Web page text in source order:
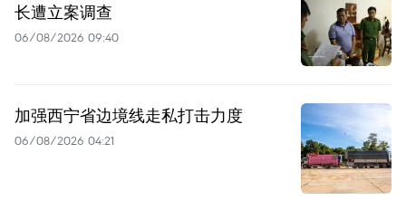
长遭立案调查
06/08/2026 09:40
加强西宁省边境线走私打击力度
06/08/2026 04:21